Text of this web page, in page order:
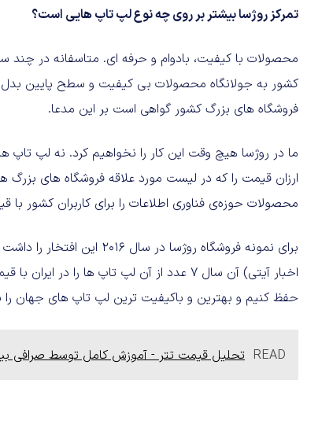
تمرکز روژسا بیشتر بر روی چه نوع لپ‌ تاپ‌ هایی است؟
محصولات با کیفیت، بادوام و حرفه‌ ای. متاسفانه در چند
کشور به جولانگاه محصولات بی‌ کیفیت و سطح پایین
فروشگاه‌ های بزرگ کشور گواهی است بر این مدعا.
ما در روژسا هیچ وقت این کار را نخواهیم کرد. نه لپ
ارزان قیمت را که در لیست مورد علاقه فروشگاه‌ های
محصولات حوزه‌ی فناوری اطلاعات را برای کاربران کشور با
اخبار آیتی) آن سال 7 عدد از آن لپ تاپ‌ ها
حفظ کنیم و بهترین و باکیفیت‌ ترین لپ‌ تاپ‌ های جهان را
READ تحلیل قیمت تتر - آموزش کامل توسط صرافی